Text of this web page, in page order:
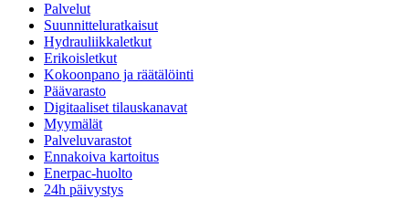
Palvelut
Suunnitteluratkaisut
Hydrauliikkaletkut
Erikoisletkut
Kokoonpano ja räätälöinti
Päävarasto
Digitaaliset tilauskanavat
Myymälät
Palveluvarastot
Ennakoiva kartoitus
Enerpac-huolto
24h päivystys